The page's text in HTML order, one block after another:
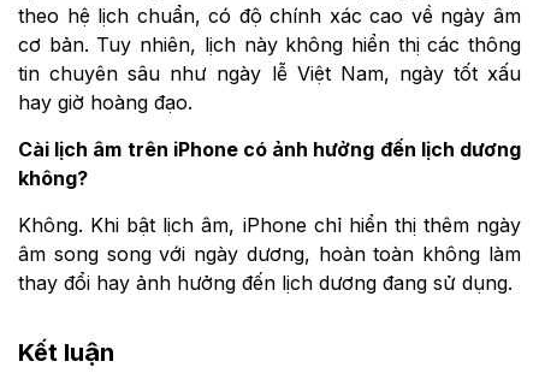
theo hệ lịch chuẩn, có độ chính xác cao về ngày âm
cơ bản. Tuy nhiên, lịch này không hiển thị các thông
tin chuyên sâu như ngày lễ Việt Nam, ngày tốt xấu
hay giờ hoàng đạo.
Cài lịch âm trên iPhone có ảnh hưởng đến lịch dương
không?
Không. Khi bật lịch âm, iPhone chỉ hiển thị thêm ngày
âm song song với ngày dương, hoàn toàn không làm
thay đổi hay ảnh hưởng đến lịch dương đang sử dụng.
Kết luận